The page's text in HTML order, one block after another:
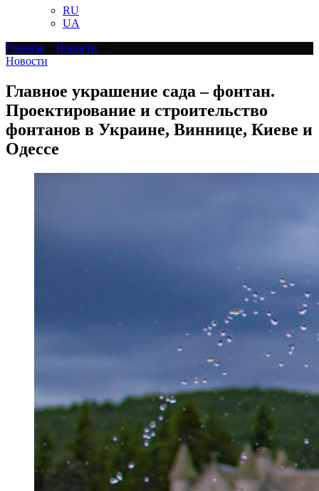
RU
UA
Главная Новости
Новости
Главное украшение сада – фонтан.
Проектирование и строительство
фонтанов в Украине, Виннице, Киеве и
Одессе